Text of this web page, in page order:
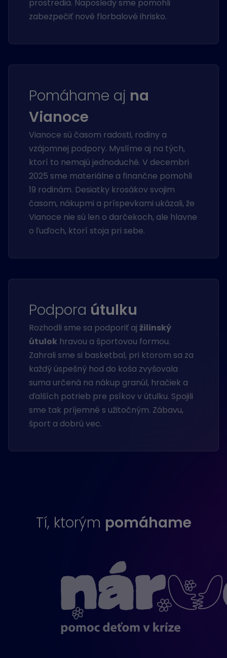
prostredia. Naposledy sme pomohli
zabezpečiť nové florbalové ihrisko.
Pomáhame aj na
Vianoce
Vianoce sú časom radosti, rodiny a
vzájomnej podpory. Myslíme aj na tých,
ktorí to nemajú jednoduché. V decembri
2025 sme materiálne a finančne pomohli
19 rodinám. Desiatky krosákov svojim
časom, nákupmi a príspevkami ukázali, že
Vianoce nie sú len o darčekoch, ale hlavne
o ľuďoch, ktorí stoja pri sebe.
Podpora útulku
Rozhodli sme sa podporiť aj žilinský
útulok hravou a športovou formou.
Zahrali sme si basketbal, pri ktorom sa za
každý úspešný hod do koša zvyšovala
suma určená na nákup granúl, hračiek a
ďalších potrieb pre psíkov v útulku. Spojili
sme tak príjemné s užitočným. Zábavu,
šport a dobrú vec.
Tí, ktorým pomáhame